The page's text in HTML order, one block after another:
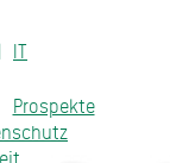
IT
Prospekte